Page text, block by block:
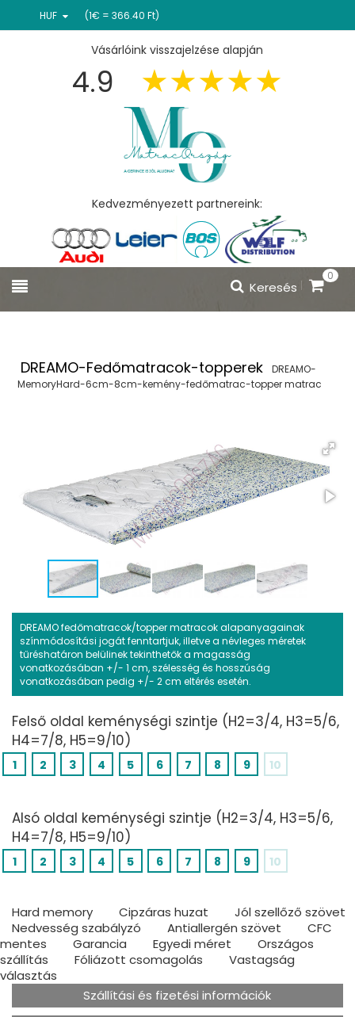
HUF (1€ = 366.40 Ft)
Vásárlóink visszajelzése alapján
4.9
Kedvezményezett partnereink:
0
Keresés
DREAMO-Fedőmatracok-topperek
DREAMO-
MemoryHard-6cm-8cm-kemény-fedőmatrac-topper matrac
DREAMO fedőmatracok/topper matracok alapanyagainak
színmódosítási jogát fenntartjuk, illetve a névleges méretek
tűréshatáron belülinek tekinthetők a magasság
vonatkozásában +/- 1 cm, szélesség és hosszúság
vonatkozásában pedig +/- 2 cm eltérés esetén.
Felső oldal keménységi szintje (H2=3/4, H3=5/6,
H4=7/8, H5=9/10)
1 2 3 4 5 6 7 8 9 10
Alsó oldal keménységi szintje (H2=3/4, H3=5/6,
H4=7/8, H5=9/10)
1 2 3 4 5 6 7 8 9 10
Hard memory Cipzáras huzat
Jól szellőző szövet
Nedvesség szabályzó
Antiallergén szövet
CFC
mentes
Garancia Egyedi méret
Országos
szállítás
Fóliázott csomagolás
Vastagság
választás
Szállítási és fizetési információk